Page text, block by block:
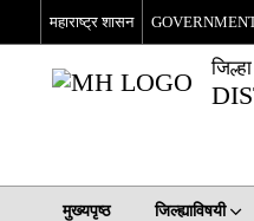
महाराष्ट्र शासन
मुख्यपृष्ठ जिल्ह्याविषयी